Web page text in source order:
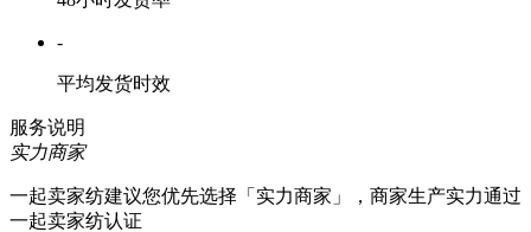
-
平均发货时效
服务说明
实力商家
一起卖家纺建议您优先选择「实力商家」，商家生产实力通过
一起卖家纺认证